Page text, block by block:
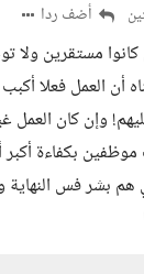
أضف ردا
مستقرين ولا
أن العمل فعلا
وإن كان العمل
بكفاءة
بشر فس النهاية